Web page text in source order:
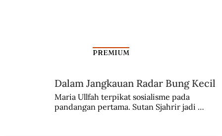
PREMIUM
Dalam Jangkauan Radar Bung Kecil
Maria Ullfah terpikat sosialisme pada
pandangan pertama. Sutan Sjahrir jadi